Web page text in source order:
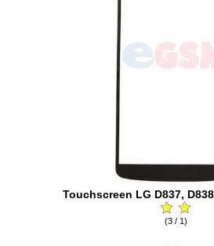
Touchscreen LG D837,
(3 / 1)